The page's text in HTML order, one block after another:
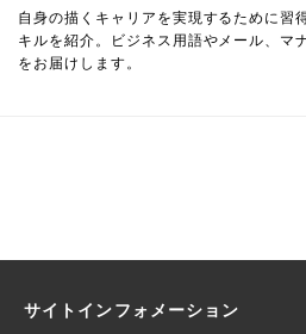
自身の描くキャリアを実現するために習
キルを紹介。ビジネス用語やメール、マ
をお届けします。
サイトインフォメーション